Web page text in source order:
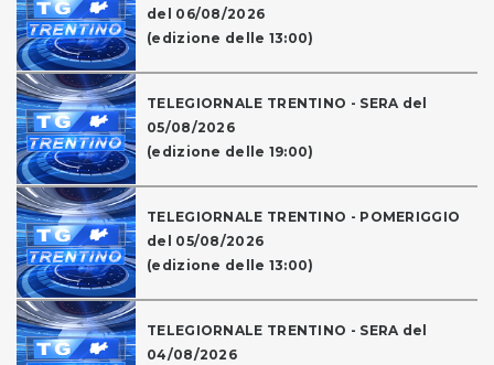
del 06/08/2026
(edizione delle 13:00)
TELEGIORNALE TRENTINO - SERA del
05/08/2026
(edizione delle 19:00)
TELEGIORNALE TRENTINO - POMERIGGIO
del 05/08/2026
(edizione delle 13:00)
TELEGIORNALE TRENTINO - SERA del
04/08/2026